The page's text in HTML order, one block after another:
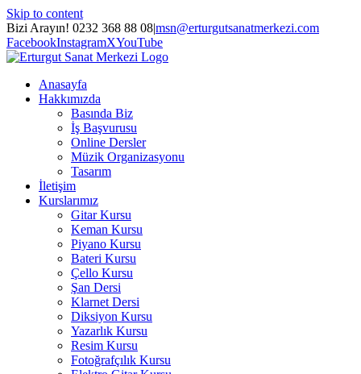
Skip to content
Bizi Arayın! 0232 368 88 08|msn@erturgutsanatmerkezi.com
FacebookInstagramXYouTube
Anasayfa
Hakkımızda
Basında Biz
İş Başvurusu
Online Dersler
Müzik Organizasyonu
Tasarım
İletişim
Kurslarımız
Gitar Kursu
Keman Kursu
Piyano Kursu
Bateri Kursu
Çello Kursu
Şan Dersi
Klarnet Dersi
Diksiyon Kursu
Yazarlık Kursu
Resim Kursu
Fotoğrafçılık Kursu